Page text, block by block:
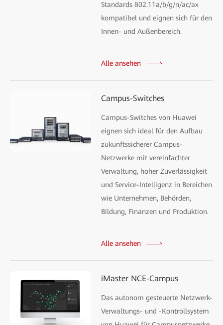
Standards 802.11a/b/g/n/ac/ax
kompatibel und eignen sich für den
Innen- und Außenbereich.
Alle ansehen
Campus-Switches
Campus-Switches von Huawei
eignen sich ideal für den Aufbau
zukunftssicherer Campus-
Netzwerke mit vereinfachter
Verwaltung, hoher Zuverlässigkeit
und Service-Intelligenz in Bereichen
wie Unternehmen, Behörden,
Bildung, Finanzen und Produktion.
Alle ansehen
iMaster NCE-Campus
Das autonom gesteuerte Netzwerk-
Verwaltungs- und -Kontrollsystem